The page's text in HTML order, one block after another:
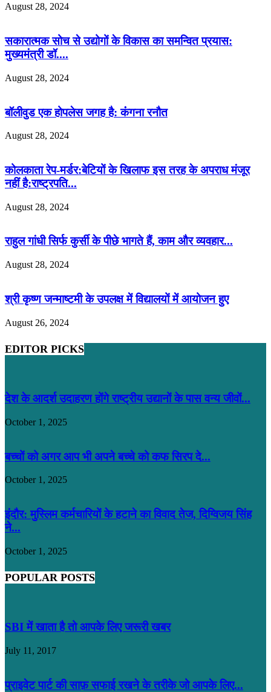
August 28, 2024
सकारात्मक सोच से उद्योगों के विकास का समन्वित प्रयास:
मुख्यमंत्री डॉ....
August 28, 2024
बॉलीवुड एक होपलेस जगह है: कंंगना रनौत
August 28, 2024
कोलकाता रेप-मर्डर:बेटियों के खिलाफ इस तरह के अपराध मंजूर
नहीं है:राष्ट्रपति...
August 28, 2024
राहुल गांधी सिर्फ कुर्सी के पीछे भागते हैं, काम और व्यवहार...
August 28, 2024
श्री कृष्ण जन्माष्टमी के उपलक्ष में विद्यालयों में आयोजन हुए
August 26, 2024
EDITOR PICKS
देश के आदर्श उदाहरण होंगे राष्ट्रीय उद्यानों के पास वन्य जीवों...
October 1, 2025
बच्चों को अगर आप भी अपने बच्चे को कफ सिरप दे...
October 1, 2025
इंदौर: मुस्लिम कर्मचारियों के हटाने का विवाद तेज, दिग्विजय सिंह
ने...
October 1, 2025
POPULAR POSTS
SBI में खाता है तो आपके लिए जरूरी खबर
July 11, 2017
प्राइवेट पार्ट की साफ़ सफाई रखने के तरीके जो आपके लिए...